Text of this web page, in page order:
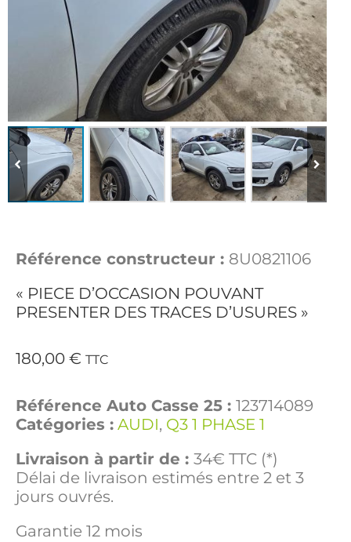
Référence constructeur : 8U0821106
« PIECE D’OCCASION POUVANT
PRESENTER DES TRACES D’USURES »
180,00 € TTC
Référence Auto Casse 25 : 123714089
Catégories : AUDI, Q3 1 PHASE 1
Livraison à partir de : 34€ TTC (*)
Délai de livraison estimés entre 2 et 3
jours ouvrés.
Garantie 12 mois